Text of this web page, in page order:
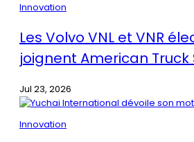
Innovation
Les Volvo VNL et VNR
joignent American
Jul 23, 2026
Innovation